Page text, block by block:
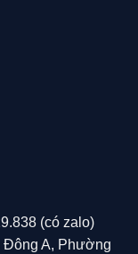
(có zalo)
Đông A, Phường